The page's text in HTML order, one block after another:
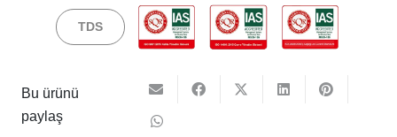
TDS
Bu ürünü
paylaş